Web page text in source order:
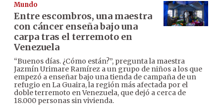
Mundo
Entre escombros, una maestra
con cáncer enseña bajo una
carpa tras el terremoto en
Venezuela
“Buenos días. ¿Cómo están?”, pregunta la maestra
Jazmín Urimare Ramírez a un grupo de niños a los que
empezó a enseñar bajo una tienda de campaña de un
refugio en La Guaira, la región más afectada por el
doble terremoto en Venezuela, que dejó a cerca de
18.000 personas sin vivienda.